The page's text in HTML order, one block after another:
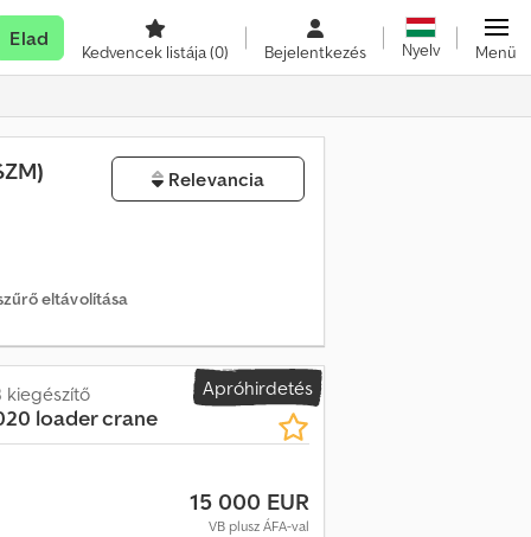
Elad
Kedvencek listája(0) Bejelentkezés Nyelv Menü
Relevancia
eltávolítása
Apróhirdetés
kiegészítő
loader crane
15 000 EUR
VB plusz ÁFA-val